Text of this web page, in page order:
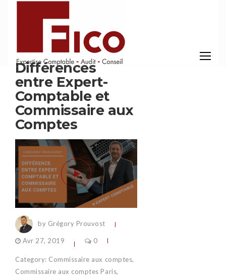
Différences
entre Expert-
Comptable et
Commissaire aux
Comptes
by Grégory Prouvost
Avr 27, 2019 0
Category: Commissaire aux comptes,
Commissaire aux comptes Paris,